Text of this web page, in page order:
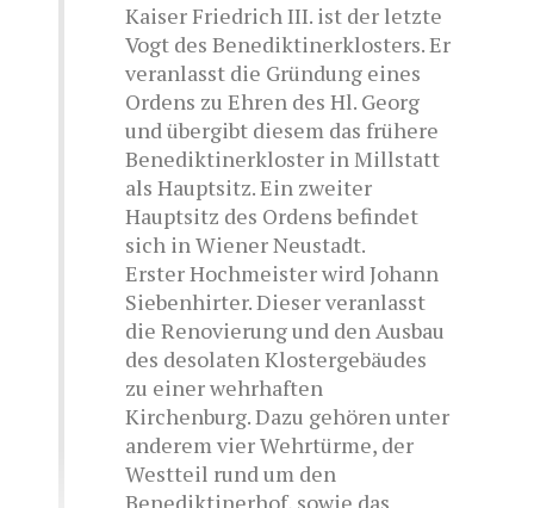
Kaiser Friedrich III. ist der letzte
Vogt des Benediktinerklosters. Er
veranlasst die Gründung eines
Ordens zu Ehren des Hl. Georg
und übergibt diesem das frühere
Benediktinerkloster in Millstatt
als Hauptsitz. Ein zweiter
Hauptsitz des Ordens befindet
sich in Wiener Neustadt.
Erster Hochmeister wird Johann
Siebenhirter. Dieser veranlasst
die Renovierung und den Ausbau
des desolaten Klostergebäudes
zu einer wehrhaften
Kirchenburg. Dazu gehören unter
anderem vier Wehrtürme, der
Westteil rund um den
Benediktinerhof, sowie das